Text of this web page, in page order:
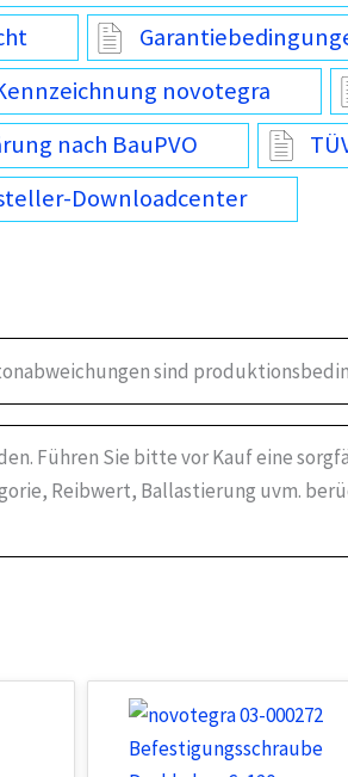
novotegra
nach BauPVO
Downloadcenter
sind
Führen Sie bitte vor Kauf eine
Reibwert, Ballastierung uvm.